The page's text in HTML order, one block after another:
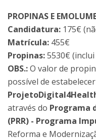
PROPINAS E
Candidatura: 175€
Matrícula: 455€
Propinas:5530€
OBS.:O valor de
possível de
através do Programa
(PRR) - Programa
Reforma e